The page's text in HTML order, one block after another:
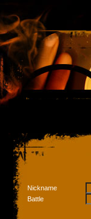
Nickname
Battle